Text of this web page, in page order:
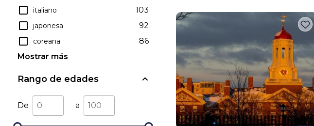
italiano 103
japonesa 92
coreana
86
Mostrar más
Rango de edades
De a